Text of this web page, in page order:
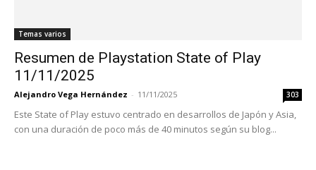
Temas varios
Resumen de Playstation State of Play
11/11/2025
Alejandro Vega Hernández - 11/11/2025 303
Este State of Play estuvo centrado en desarrollos de Japón y Asia,
con una duración de poco más de 40 minutos según su blog...